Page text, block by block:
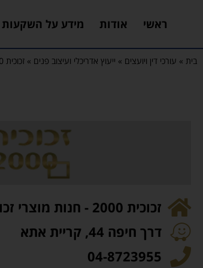
ראשי אודות מידע על השקעות
בית » עורכי דין ויועצים » ייעוץ אדריכלי ועיצוב פנים » זכוכית 2000
זכוכית 2000 - חנות מוצרי זכוכית לבית ולעסק
דרך חיפה 44, קריית אתא
04-8723955